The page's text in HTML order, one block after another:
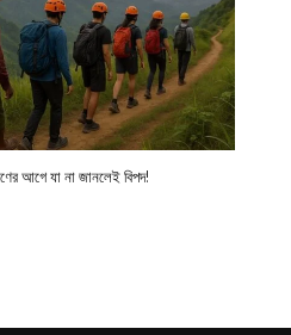
আগে যা না জানলেই বিপদ!